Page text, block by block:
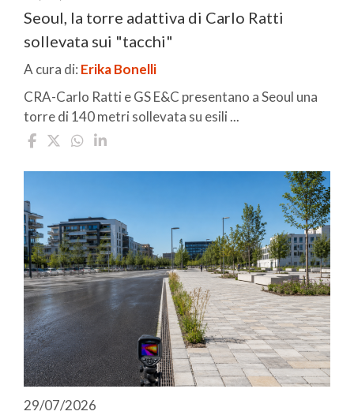
Seoul, la torre adattiva di Carlo Ratti
sollevata sui "tacchi"
A cura di: Erika Bonelli
CRA-Carlo Ratti e GS E&C presentano a Seoul una
torre di 140 metri sollevata su esili ...
29/07/2026